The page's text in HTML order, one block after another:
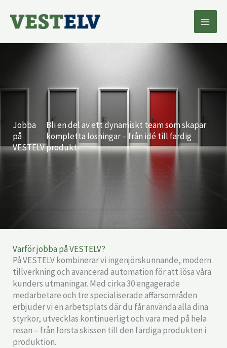
innehåll
Jobba
på
VESTELV
Bli en del av ett dynamiskt team som skapar
kompletta lösningar – från idé till färdig
produkt
Varför jobba på VESTELV?
På VESTELV kombinerar vi ingenjörskunnande, modern
tillverkning och avancerad automation för att lösa våra
kunders utmaningar. Med cirka 30 engagerade
medarbetare och tre specialiserade affärsområden
erbjuder vi en arbetsplats där du får använda alla dina
styrkor, utvecklas kontinuerligt och vara med på hela
resan – från första skissen till den färdiga produkten i
produktion.